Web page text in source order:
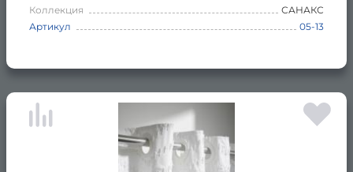
Коллекция
САНАКС
Артикул
05-13